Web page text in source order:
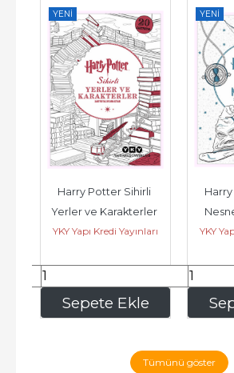
YENI
Sepete Ekle
Harry Potter Sihirli
Yerler ve Karakterler
(Kartpostal Boyama
YKY Yapı Kredi Yayınları
210,00
YENI
YKY
Tümünü göster